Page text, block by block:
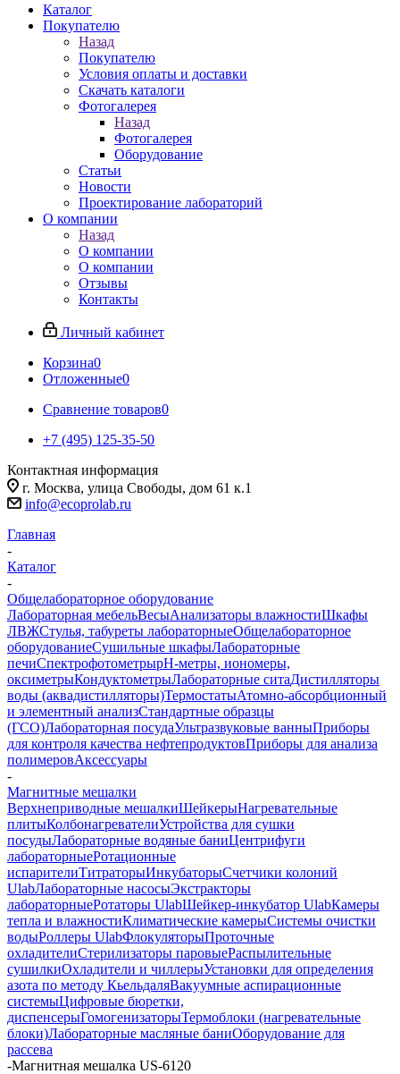
Каталог
Покупателю
Назад
Покупателю
Условия оплаты и доставки
Скачать каталоги
Фотогалерея
Назад
Фотогалерея
Оборудование
Статьи
Новости
Проектирование лабораторий
О компании
Назад
О компании
О компании
Отзывы
Контакты
Личный кабинет
Корзина0
Отложенные0
Сравнение товаров0
+7 (495) 125-35-50
Контактная информация
г. Москва, улица Свободы, дом 61 к.1
info@ecoprolab.ru
Главная
-
Каталог
-
Общелабораторное оборудование
Лабораторная мебельВесыАнализаторы влажностиШкафы
ЛВЖСтулья, табуреты лабораторныеОбщелабораторное
оборудованиеСушильные шкафыЛабораторные
печиСпектрофотометрыpH-метры, иономеры,
оксиметрыКондуктометрыЛабораторные ситаДистилляторы
воды (аквадистилляторы)ТермостатыАтомно-абсорбционный
и элементный анализСтандартные образцы
(ГСО)Лабораторная посудаУльтразвуковые ванныПриборы
для контроля качества нефтепродуктовПриборы для анализа
полимеровАксессуары
-
Магнитные мешалки
Верхнеприводные мешалкиШейкерыНагревательные
плитыКолбонагревателиУстройства для сушки
посудыЛабораторные водяные баниЦентрифуги
лабораторныеРотационные
испарителиТитраторыИнкубаторыСчетчики колоний
UlabЛабораторные насосыЭкстракторы
лабораторныеРотаторы UlabШейкер-инкубатор UlabКамеры
тепла и влажностиКлиматические камерыСистемы очистки
водыРоллеры UlabФлокуляторыПроточные
охладителиСтерилизаторы паровыеРаспылительные
сушилкиОхладители и чиллерыУстановки для определения
азота по методу КьельдаляВакуумные аспирационные
системыЦифровые бюретки,
диспенсерыГомогенизаторыТермоблоки (нагревательные
блоки)Лабораторные масляные баниОборудование для
рассева
-Магнитная мешалка US-6120